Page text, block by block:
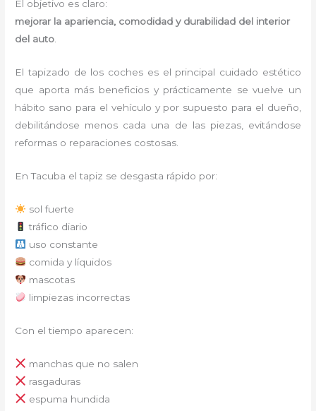
El objetivo es claro:
mejorar la apariencia, comodidad y durabilidad del interior
del auto.
El tapizado de los coches es el principal cuidado estético
que aporta más beneficios y prácticamente se vuelve un
hábito sano para el vehículo y por supuesto para el dueño,
debilitándose menos cada una de las piezas, evitándose
reformas o reparaciones costosas.
En Tacuba el tapiz se desgasta rápido por:
sol fuerte
tráfico diario
uso constante
comida y líquidos
mascotas
limpiezas incorrectas
Con el tiempo aparecen:
manchas que no salen
rasgaduras
espuma hundida